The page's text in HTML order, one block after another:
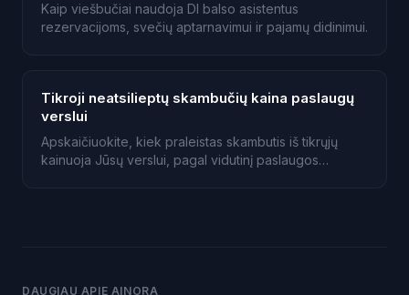
Kaip viešbučiai naudoja DI balso asistentus
rezervacijoms, svečių aptarnavimui ir pajamų didinimui.
Tikroji neatsilieptų skambučių kaina paslaugų
verslui
Apskaičiuokite, kiek praleistas skambutis iš tikrųjų
kainuoja Jūsų verslui, pagal vidutinį paslaugos
DAUGIAU APIE AINORA